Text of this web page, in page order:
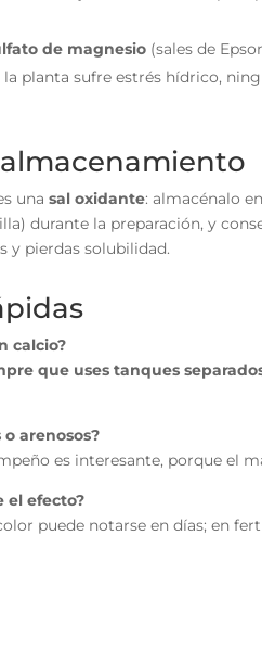
de magnesio (sales de
la planta sufre estrés hídrico,
unasal oxidante: almacénalo
durante la preparación, y
y pierdas solubilidad.
calcio?
que uses tanques
o arenosos?
es interesante, porque el
el efecto?
puede notarse en días; en